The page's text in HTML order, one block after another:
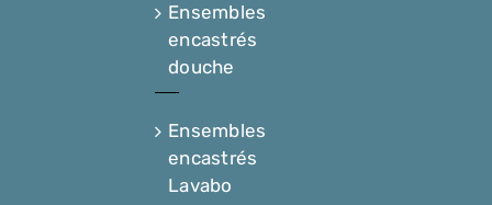
Ensembles
encastrés
douche
Ensembles
encastrés
Lavabo